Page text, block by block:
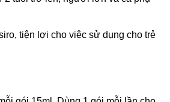
tiện lợi cho việc sử dụng cho trẻ